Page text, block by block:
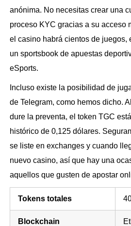
anónima. No necesitas crear una
proceso KYC gracias a su acceso
el casino habrá cientos de juegos,
un sportsbook de apuestas
eSports.
Incluso existe la posibilidad de
de Telegram, como hemos dicho.
dure la preventa, el token TGC
histórico de 0,125 dólares.
se liste en exchanges y cuando
nuevo casino, así que hay una
aquellos que gusten de apostar
Tokens totales
Blockchain